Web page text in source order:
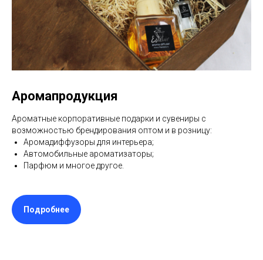
Аромапродукция
Ароматные корпоративные подарки и сувениры с
возможностью брендирования оптом и в розницу:
Аромадиффузоры для интерьера;
Автомобильные ароматизаторы;
Парфюм и многое другое.
Подробнее